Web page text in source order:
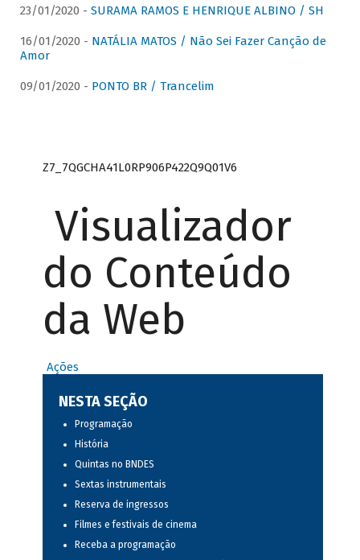
23/01/2020 - SURAMA RAMOS E HENRIQUE ALBINO / SH
16/01/2020 - NATÁLIA MATOS / Não Sei Fazer Canção de
Amor
09/01/2020 - PONTO BR / Trancelim
Z7_7QGCHA41L0RP906P422Q9Q01V6
Visualizador
do Conteúdo
da Web
Ações
NESTA SEÇÃO
Programação
História
Quintas no BNDES
Sextas instrumentais
Reserva de ingressos
Filmes e festivais de cinema
Receba a programação